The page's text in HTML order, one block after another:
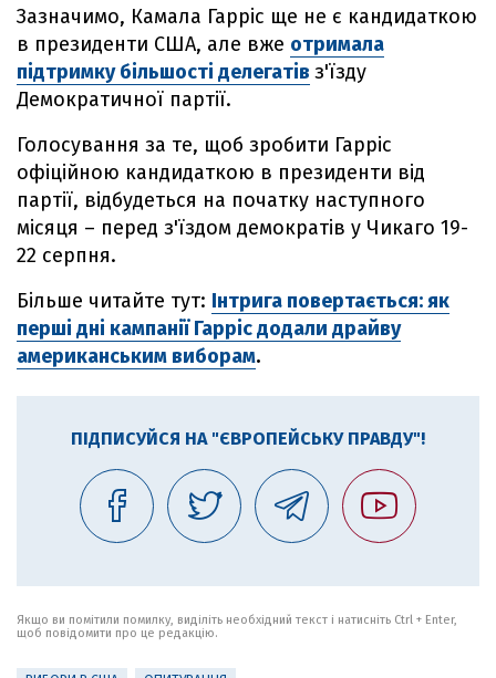
Зазначимо, Камала Гарріс ще не є кандидаткою
в президенти США, але вже отримала
підтримку більшості делегатів з'їзду
Демократичної партії.
Голосування за те, щоб зробити Гарріс
офіційною кандидаткою в президенти від
партії, відбудеться на початку наступного
місяця – перед з'їздом демократів у Чикаго 19-
22 серпня.
Більше читайте тут: Інтрига повертається: як
перші дні кампанії Гарріс додали драйву
американським виборам.
ПІДПИСУЙСЯ НА "ЄВРОПЕЙСЬКУ ПРАВДУ"!
Якщо ви помітили помилку, виділіть необхідний текст і натисніть Ctrl + Enter,
щоб повідомити про це редакцію.